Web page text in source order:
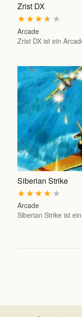
Zrist DX
★
★
★
★
★
Arcade
Zrist DX ist ein
Siberian Strike
★
★
★
★
★
Arcade
Siberian Strike ist